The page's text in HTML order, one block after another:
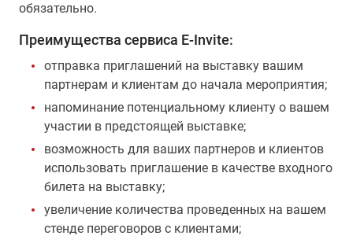
обязательно.
Преимущества сервиса E-Invite:
отправка приглашений на выставку вашим
партнерам и клиентам до начала мероприятия;
напоминание потенциальному клиенту о вашем
участии в предстоящей выставке;
возможность для ваших партнеров и клиентов
использовать приглашение в качестве входного
билета на выставку;
увеличение количества проведенных на вашем
стенде переговоров с клиентами;